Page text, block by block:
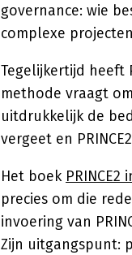
governance: wie
complexe
Tegelijkertijd heeft
methode vraagt
uitdrukkelijk de
vergeet en
Het boek
precies om die
invoering van
Zijn uitgangspunt: